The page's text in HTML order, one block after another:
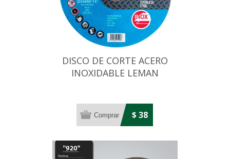
DISCO DE CORTE ACERO
INOXIDABLE LEMAN
$ 38